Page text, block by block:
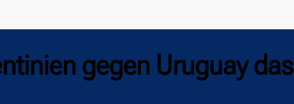
gegen Uruguay das